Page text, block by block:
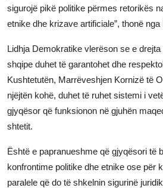
sigurojë pikë politike përmes retorikës
etnike dhe krizave artificiale”, thonë nga
Lidhja Demokratike vlerëson se e
shqipe duhet të garantohet dhe
Kushtetutën, Marrëveshjen Kornizë të
njëjtën kohë, duhet të ruhet sistemi i
gjyqësor që funksionon në gjuhën
shtetit.
Është e papranueshme që gjyqësori të
konfrontime politike dhe etnike ose për
paralele që do të shkelnin sigurinë